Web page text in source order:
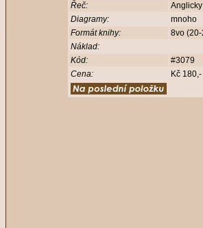
Řeč:
Diagramy:
mnoho
Formát knihy:
8vo
Náklad:
Kód:
#3079
Cena:
Kč